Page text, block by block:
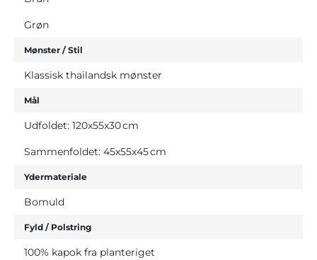
Grøn
Mønster / Stil
Klassisk thailandsk mønster
Mål
Udfoldet: 120x55x30 cm
Sammenfoldet: 45x55x45 cm
Ydermateriale
Bomuld
Fyld / Polstring
100% kapok fra planteriget